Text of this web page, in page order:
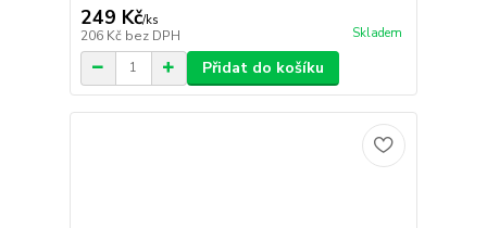
249 Kč/ks
206 Kč bez DPH Skladem
Přidat do košíku